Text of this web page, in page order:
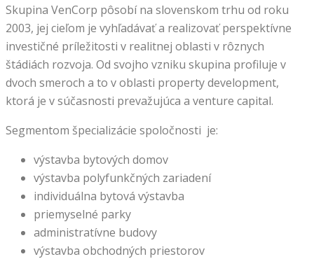
Skupina VenCorp pôsobí na slovenskom trhu od roku
2003, jej cieľom je vyhľadávať a realizovať perspektívne
investičné príležitosti v realitnej oblasti v rôznych
štádiách rozvoja. Od svojho vzniku skupina profiluje v
dvoch smeroch a to v oblasti property development,
ktorá je v súčasnosti prevažujúca a venture capital.
Segmentom špecializácie spoločnosti je:
výstavba bytových domov
výstavba polyfunkčných zariadení
individuálna bytová výstavba
priemyselné parky
administratívne budovy
výstavba obchodných priestorov